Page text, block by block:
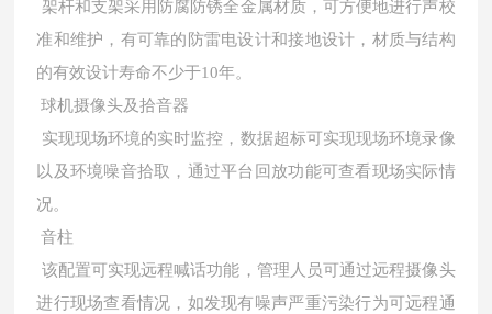
架杆和支架采用防腐防锈全金属材质，可方便地进行声校
准和维护，有可靠的防雷电设计和接地设计，材质与结构
的有效设计寿命不少于10年。
球机摄像头及拾音器
实现现场环境的实时监控，数据超标可实现现场环境录像
以及环境噪音拾取，通过平台回放功能可查看现场实际情
况。
音柱
该配置可实现远程喊话功能，管理人员可通过远程摄像头
进行现场查看情况，如发现有噪声严重污染行为可远程通